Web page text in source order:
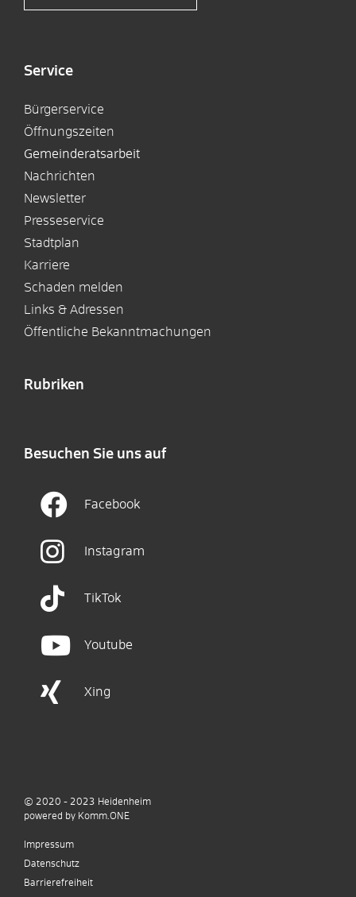
Service
Bürgerservice
Öffnungszeiten
Gemeinderatsarbeit
Nachrichten
Newsletter
Presseservice
Stadtplan
Karriere
Schaden melden
Links & Adressen
Öffentliche Bekanntmachungen
Rubriken
Besuchen Sie uns auf
Facebook
Instagram
TikTok
Youtube
Xing
© 2020 - 2023 Heidenheim
powered by Komm.ONE
Impressum
Datenschutz
Barrierefreiheit